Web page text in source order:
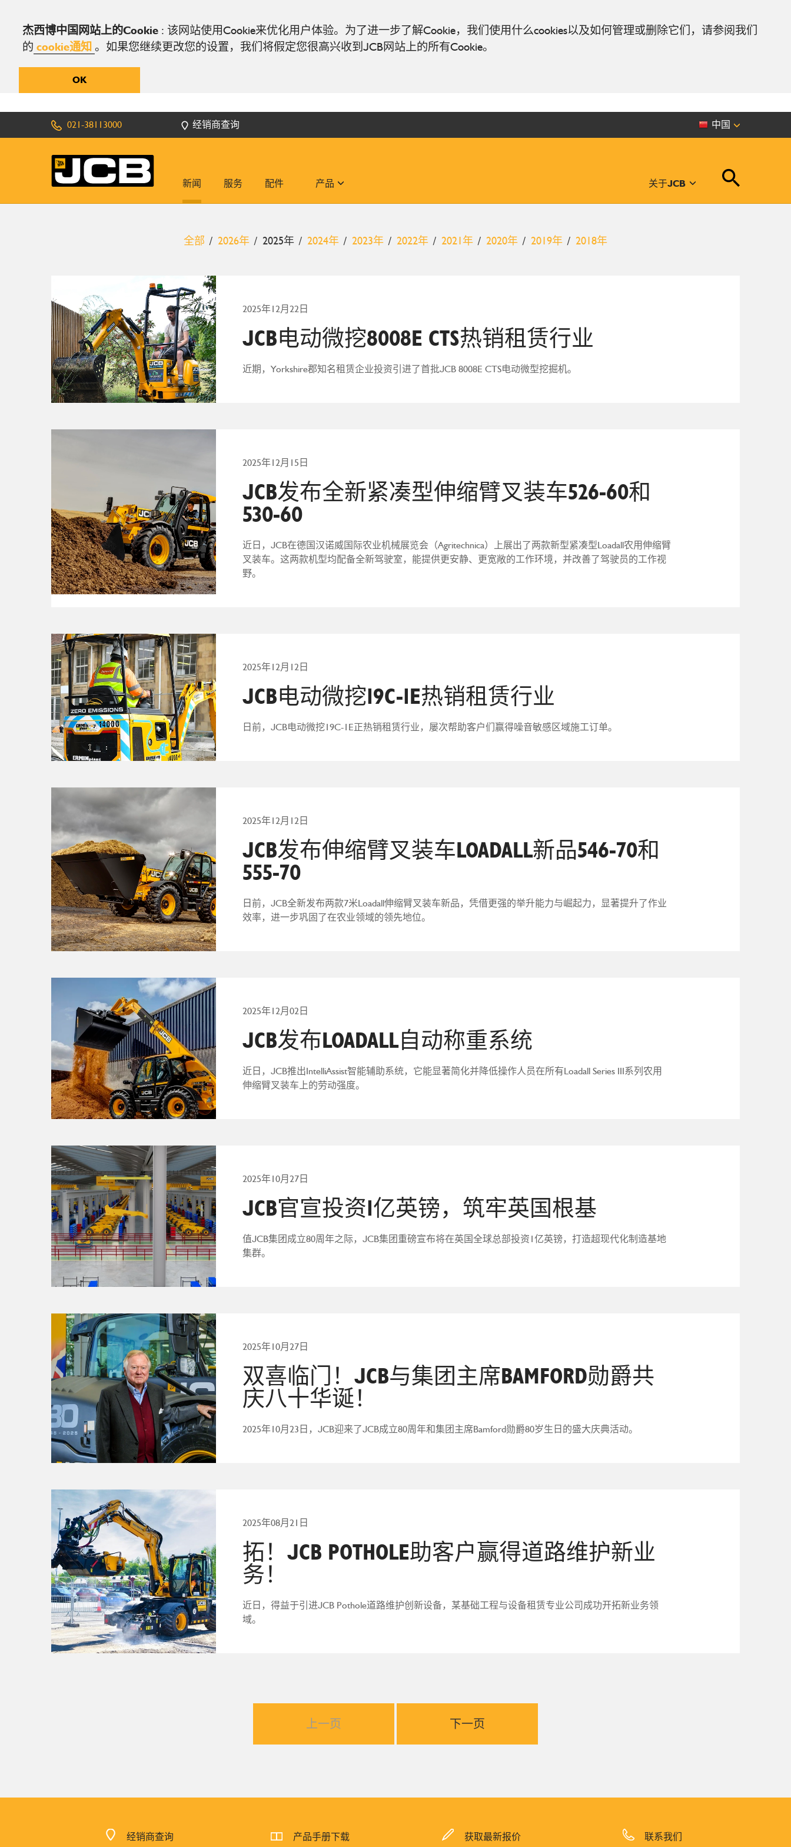
杰西博中国网站上的Cookie : 该网站使用Cookie来优化用户体验。为了进一步了解Cookie，我们使用什么cookies以及如何管理或删除它们，请参阅我们
的 cookie通知 。如果您继续更改您的设置，我们将假定您很高兴收到JCB网站上的所有Cookie。
OK
021-38113000 经销商查询 中国
新闻 服务 配件 产品 关于JCB
全部 2026年 2025年 2024年 2023年 2022年 2021年 2020年 2019年 2018年
2025年12月22日
JCB电动微挖8008E CTS热销租赁行业
近期，Yorkshire郡知名租赁企业投资引进了首批JCB 8008E CTS电动微型挖掘机。
2025年12月15日
JCB发布全新紧凑型伸缩臂叉装车526-60和
530-60
近日，JCB在德国汉诺威国际农业机械展览会（Agritechnica）上展出了两款新型紧凑型Loadall农用伸缩臂
叉装车。这两款机型均配备全新驾驶室，能提供更安静、更宽敞的工作环境，并改善了驾驶员的工作视
野。
2025年12月12日
JCB电动微挖19C-1E热销租赁行业
日前，JCB电动微挖19C-1E正热销租赁行业，屡次帮助客户们赢得噪音敏感区域施工订单。
2025年12月12日
JCB发布伸缩臂叉装车LOADALL新品546-70和
555-70
日前，JCB全新发布两款7米Loadall伸缩臂叉装车新品，凭借更强的举升能力与崛起力，显著提升了作业
效率，进一步巩固了在农业领域的领先地位。
2025年12月02日
JCB发布LOADALL自动称重系统
近日，JCB推出IntelliAssist智能辅助系统，它能显著简化并降低操作人员在所有Loadall Series III系列农用
伸缩臂叉装车上的劳动强度。
2025年10月27日
JCB官宣投资1亿英镑，筑牢英国根基
值JCB集团成立80周年之际，JCB集团重磅宣布将在英国全球总部投资1亿英镑，打造超现代化制造基地
集群。
2025年10月27日
双喜临门！JCB与集团主席BAMFORD勋爵共
庆八十华诞！
2025年10月23日，JCB迎来了JCB成立80周年和集团主席Bamford勋爵80岁生日的盛大庆典活动。
2025年08月21日
拓！JCB POTHOLE助客户赢得道路维护新业
务！
近日，得益于引进JCB Pothole道路维护创新设备，某基础工程与设备租赁专业公司成功开拓新业务领
域。
上一页 下一页
经销商查询 产品手册下载 获取最新报价 联系我们